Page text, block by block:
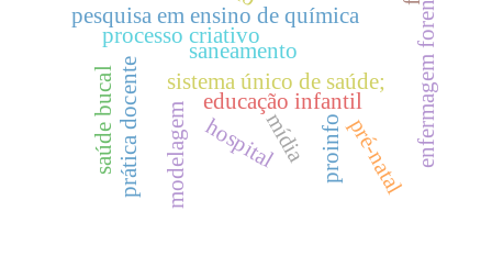
pesquisa em ensino de química
saneamento
sistema único de saúde;
educação infantil
processo criativo
modelagem mídia proinfo
prática docente enfermagem forense
hospital
saúde bucal pré-natal